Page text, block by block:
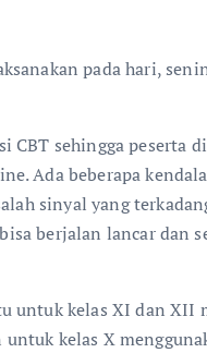
pada hari,
sehingga peserta
Ada beberapa
sinyal yang
berjalan lancar dan
untuk kelas XI dan XII
kelas X